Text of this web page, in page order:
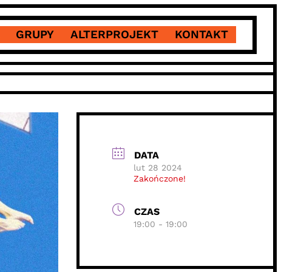
GRUPY ALTERPROJEKT KONTAKT
DATA
lut 28 2024
Zakończone!
CZAS
19:00 - 19:00